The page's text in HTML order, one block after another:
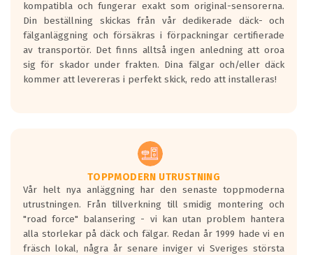
regelverk som börjar gälla 2016.
kompatibla och fungerar exakt som original-sensorerna.
Din beställning skickas från vår dedikerade däck- och
fälganläggning och försäkras i förpackningar certifierade
av transportör. Det finns alltså ingen anledning att oroa
sig för skador under frakten. Dina fälgar och/eller däck
kommer att levereras i perfekt skick, redo att installeras!
TOPPMODERN UTRUSTNING
Vår helt nya anläggning har den senaste toppmoderna
utrustningen. Från tillverkning till smidig montering och
"road force" balansering - vi kan utan problem hantera
alla storlekar på däck och fälgar. Redan år 1999 hade vi en
fräsch lokal, några år senare inviger vi Sveriges största